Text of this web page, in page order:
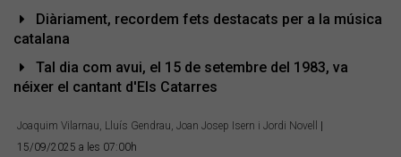
Diàriament, recordem fets destacats per a la música
catalana
Tal dia com avui, el 15 de setembre del 1983, va
néixer el cantant d'Els Catarres
Joaquim Vilarnau, Lluís Gendrau, Joan Josep Isern i Jordi Novell
15/09/2025 a les 07:00h